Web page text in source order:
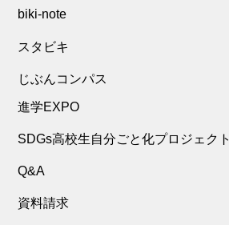
biki-note
スタビキ
じぶんコンパス
進学EXPO
SDGs高校生自分ごと化プロジェクト
Q&A
資料請求